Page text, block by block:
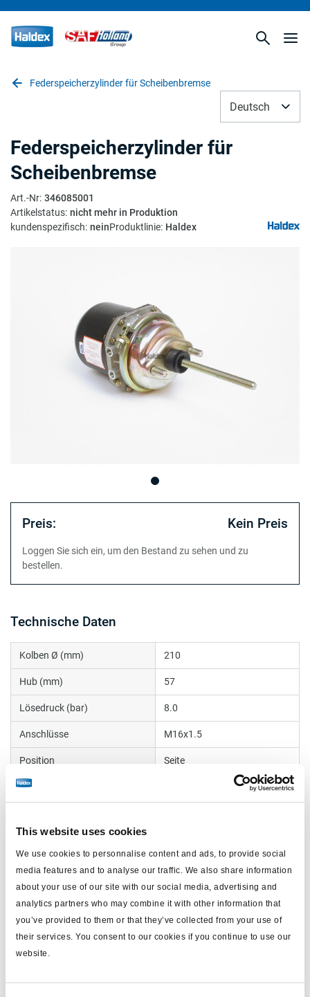
This website uses cookies
We use cookies to personnalise content and ads, to provide social
media features and to analyse our traffic. We also share information
about your use of our site with our social media, advertising and
analytics partners who may combine it with other information that
you’ve provided to them or that they’ve collected from your use of
their services. You consent to our cookies if you continue to use our
website.
Federspeicherzylinder für Scheibenbremse
Deutsch
Federspeicherzylinder für
Scheibenbremse
Art.-Nr: 346085001
Artikelstatus: nicht mehr in Produktion
kundenspezifisch: neinProduktlinie: Haldex
Preis: Kein Preis
Loggen Sie sich ein, um den Bestand zu sehen und zu
bestellen.
Technische Daten
Kolben Ø (mm) 210
Hub (mm) 57
Lösedruck (bar) 8.0
Anschlüsse M16x1.5
Position Seite
Kolbenstangengewinde
Gewicht (kg) 0
Dokumente